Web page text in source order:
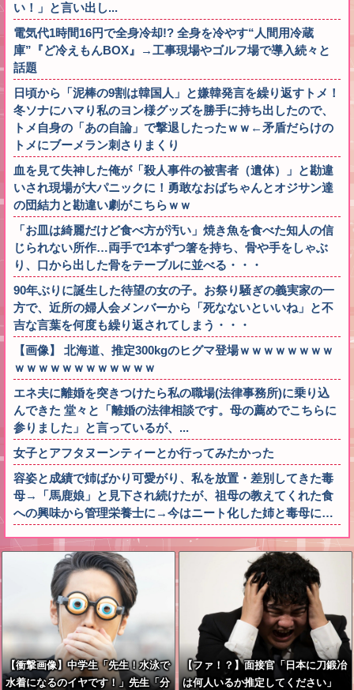
い！」と言い出し...
電気代1時間16円で全身冷却!? 全身を冷やす“人間用冷蔵
庫”『ど冷えもんBOX』→工事現場やゴルフ場で導入続々と
話題
日頃から「泥棒の9割は韓国人」と嫌韓発言を繰り返すトメ！
冬ソナにハマり私のヨン様グッズを勝手に持ち出したので、
トメ自身の「あの自論」で撃退したったｗｗ←矛盾だらけの
トメにブーメラン刺さりまくり
血を見て失神した俺が「殺人事件の被害者（遺体）」と勘違
いされ現場が大パニックに！勇敢なおばちゃんとオジサン達
の団結力と勘違い劇がこちらｗｗ
「お皿は綺麗だけど食べ方が汚い」焼き魚を食べた知人の信
じられない所作…両手で1本ずつ箸を持ち、骨や手をしゃぶ
り、口から出した骨をテーブルに並べる・・・
90年ぶりに誕生した待望の女の子。お祭り騒ぎの義実家の一
方で、近所の婦人会メンバーから「死なないといいね」と不
吉な言葉を何度も繰り返されてしまう・・・
【画像】 北海道、推定300kgのヒグマ登場ｗｗｗｗｗｗｗｗ
ｗｗｗｗｗｗｗｗｗｗｗｗ
エネ夫に離婚を突きつけたら私の職場(法律事務所)に乗り込
んできた 堂々と「離婚の法律相談です。母の薦めでこちらに
参りました」と言っているが、...
女子とアフタヌーンティーとか行ってみたかった
容姿と成績で姉ばかり可愛がり、私を放置・差別してきた毒
母→「馬鹿娘」と見下され続けたが、祖母の教えてくれた食
への興味から管理栄養士に→今はニート化した姉と毒母に…
【衝撃画像】中学生「先生！水泳で
水着になるのイヤです！」先生「分
【ファ！？】面接官「日本に刀鍛冶
は何人いるか推定してください」